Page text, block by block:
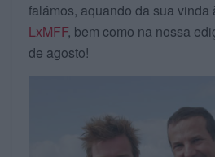
falámos, aquando da sua vinda
LxMFF, bem como na nossa
de agosto!